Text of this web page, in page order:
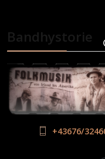
Bandhystorie
+43676/